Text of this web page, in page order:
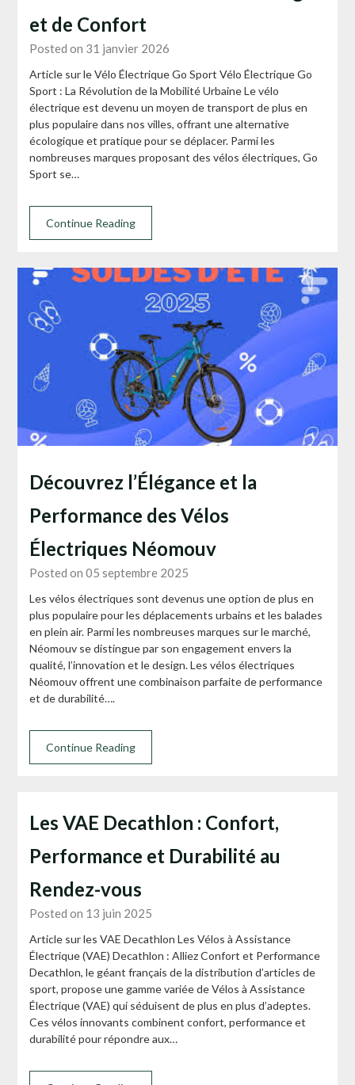
et de Confort
Posted on 31 janvier 2026
Article sur le Vélo Électrique Go Sport Vélo Électrique Go
Sport : La Révolution de la Mobilité Urbaine Le vélo
électrique est devenu un moyen de transport de plus en
plus populaire dans nos villes, offrant une alternative
écologique et pratique pour se déplacer. Parmi les
nombreuses marques proposant des vélos électriques, Go
Sport se…
Continue Reading
Découvrez l’Élégance et la
Performance des Vélos
Électriques Néomouv
Posted on 05 septembre 2025
Les vélos électriques sont devenus une option de plus en
plus populaire pour les déplacements urbains et les balades
en plein air. Parmi les nombreuses marques sur le marché,
Néomouv se distingue par son engagement envers la
qualité, l’innovation et le design. Les vélos électriques
Néomouv offrent une combinaison parfaite de performance
et de durabilité….
Continue Reading
Les VAE Decathlon : Confort,
Performance et Durabilité au
Rendez-vous
Posted on 13 juin 2025
Article sur les VAE Decathlon Les Vélos à Assistance
Électrique (VAE) Decathlon : Alliez Confort et Performance
Decathlon, le géant français de la distribution d’articles de
sport, propose une gamme variée de Vélos à Assistance
Électrique (VAE) qui séduisent de plus en plus d’adeptes.
Ces vélos innovants combinent confort, performance et
durabilité pour répondre aux…